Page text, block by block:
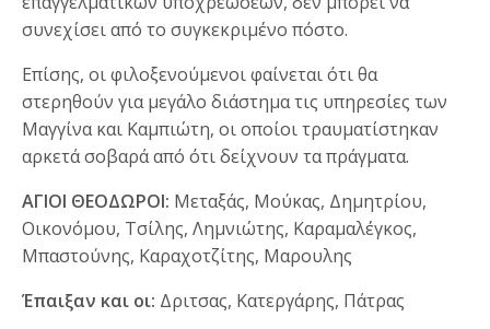
συνεχίσει από το συγκεκριμένο πόστο.
Επίσης, οι φιλοξενούμενοι φαίνεται ότι θα
στερηθούν για μεγάλο διάστημα τις υπηρεσίες των
Μαγγίνα και Καμπιώτη, οι οποίοι τραυματίστηκαν
αρκετά σοβαρά από ότι δείχνουν τα πράγματα.
ΑΓΙΟΙ ΘΕΟΔΩΡΟΙ: Μεταξάς, Μούκας, Δημητρίου,
Οικονόμου, Τσίλης, Λημνιώτης, Καραμαλέγκος,
Μπαστούνης, Καραχοτζίτης, Μαρουλης
Έπαιξαν και οι: Δριτσας, Κατεργάρης, Πάτρας